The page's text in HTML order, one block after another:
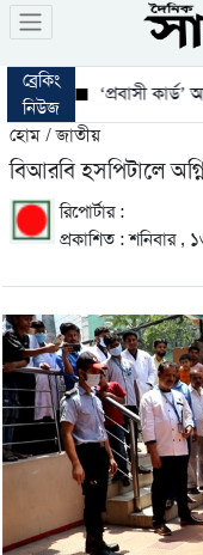
ব্রেকিং
নিউজ
‘প্রবাসী কার্ড’
হোম / জাতীয়
বিআরবি হসপিটালে
রিপোর্টার :
প্রকাশিত : শনিবার